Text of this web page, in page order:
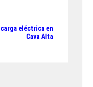
eléctrica en
Cava Alta